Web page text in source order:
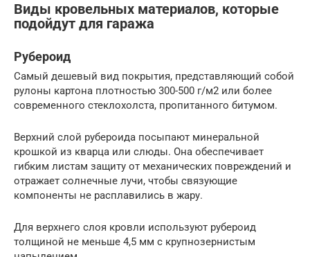
Виды кровельных материалов, которые
подойдут для гаража
Рубероид
Самый дешевый вид покрытия, представляющий собой
рулоны картона плотностью 300-500 г/м2 или более
современного стеклохолста, пропитанного битумом.
Верхний слой рубероида посыпают минеральной
крошкой из кварца или слюды. Она обеспечивает
гибким листам защиту от механических повреждений и
отражает солнечные лучи, чтобы связующие
компоненты не расплавились в жару.
Для верхнего слоя кровли используют рубероид
толщиной не меньше 4,5 мм с крупнозернистым